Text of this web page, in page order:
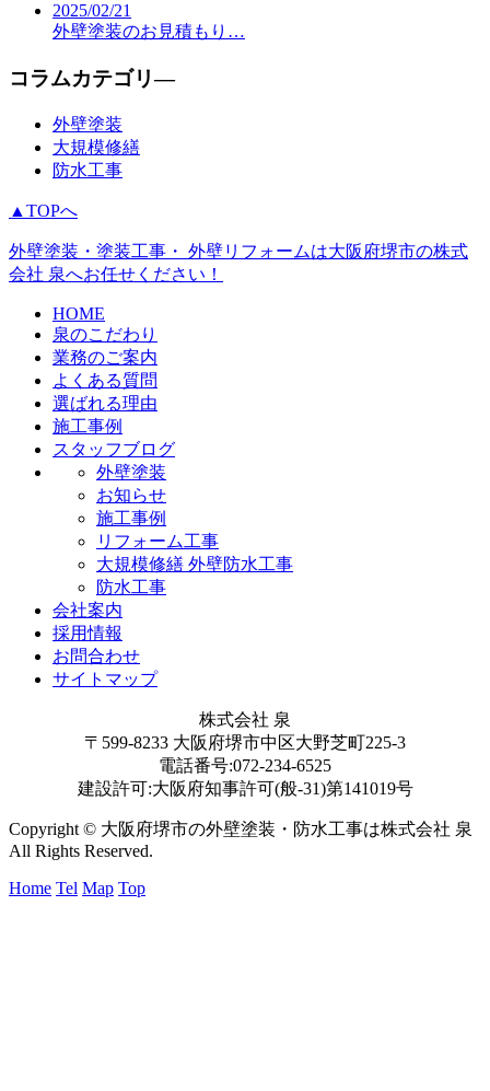
2025/02/21
外壁塗装のお見積もり…
コラムカテゴリ―
外壁塗装
大規模修繕
防水工事
▲TOPへ
外壁塗装・塗装工事・ 外壁リフォームは大阪府堺市の株式
会社 泉へお任せください！
HOME
泉のこだわり
業務のご案内
よくある質問
選ばれる理由
施工事例
スタッフブログ
外壁塗装
お知らせ
施工事例
リフォーム工事
大規模修繕 外壁防水工事
防水工事
会社案内
採用情報
お問合わせ
サイトマップ
株式会社 泉
〒599-8233 大阪府堺市中区大野芝町225-3
電話番号:072-234-6525
建設許可:大阪府知事許可(般-31)第141019号
Copyright © 大阪府堺市の外壁塗装・防水工事は株式会社 泉
All Rights Reserved.
Home Tel Map Top